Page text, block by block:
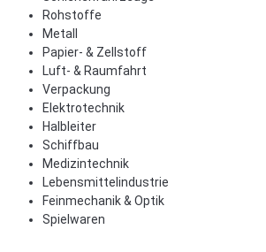
Rohstoffe
Metall
Papier- & Zellstoff
Luft- & Raumfahrt
Verpackung
Elektrotechnik
Halbleiter
Schiffbau
Medizintechnik
Lebensmittelindustrie
Feinmechanik & Optik
Spielwaren